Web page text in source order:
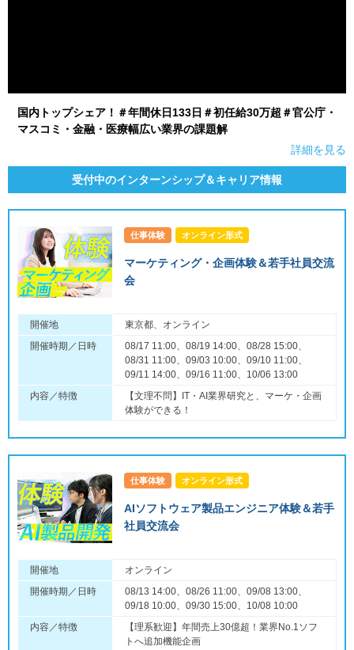
国内トップシェア！＃年間休日133日＃初任給30万超＃官公庁・
マスコミ・金融・医療幅広い業界の課題解
詳細を見る
受付中のインターンシップ＆キャリア情報
仕事体験 オンライン形式
マーケティング・企画体験＆若手社員交流
会
開催地
東京都、オンライン
開催時期／日時
08/17 11:00、08/19 14:00、08/28 15:00、
08/31 11:00、09/03 10:00、09/10 11:00、
09/11 14:00、09/16 11:00、10/06 13:00
内容／特徴
【文理不問】IT・AI業界研究と、マーケ・企画
体験ができる！
仕事体験 オンライン形式
AIソフトウェア製品エンジニア体験＆若手
社員交流会
開催地
オンライン
開催時期／日時
08/13 14:00、08/26 11:00、09/08 13:00、
09/18 10:00、09/30 15:00、10/08 10:00
内容／特徴
【理系歓迎】年間売上30億超！業界No.1ソフ
トへ追加機能企画